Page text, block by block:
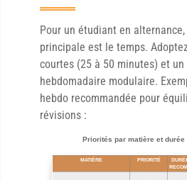
Pour un étudiant en
principale est le temps.
courtes (25 à 50 minutes) et un
hebdomadaire modulaire.
hebdo recommandée pour
révisions :
Priorités par matière et durée
MATIÈRE PRIORITÉ